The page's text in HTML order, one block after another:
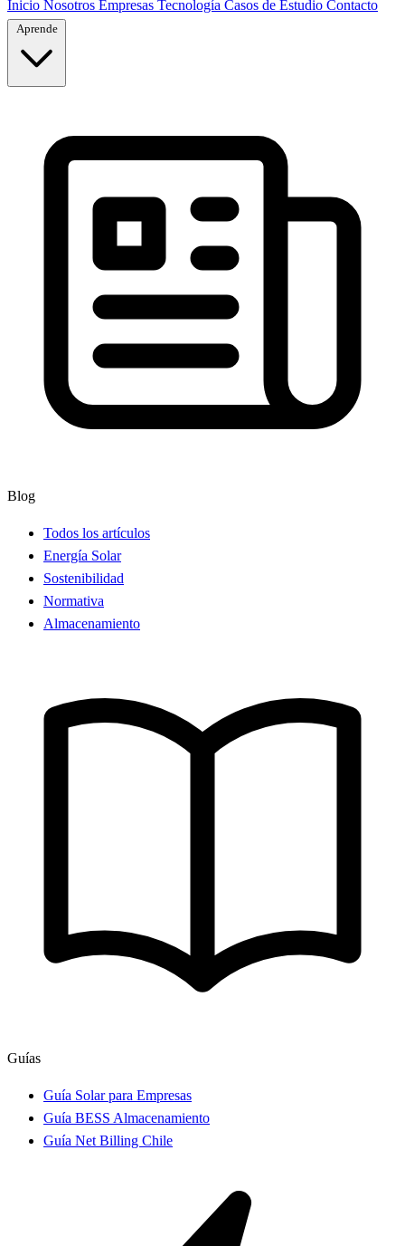
Inicio Nosotros Empresas Tecnología Casos de Estudio Contacto
Aprende
Blog
Todos los artículos
Energía Solar
Sostenibilidad
Normativa
Almacenamiento
Guías
Guía Solar para Empresas
Guía BESS Almacenamiento
Guía Net Billing Chile